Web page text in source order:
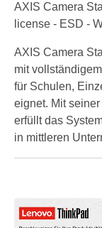
AXIS Camera
license - ESD -
AXIS Camera
mit
für Schulen,
eignet. Mit
erfüllt das
in mittleren